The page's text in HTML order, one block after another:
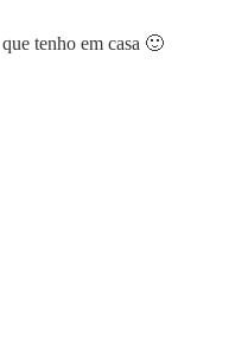
tenho em casa 🙂